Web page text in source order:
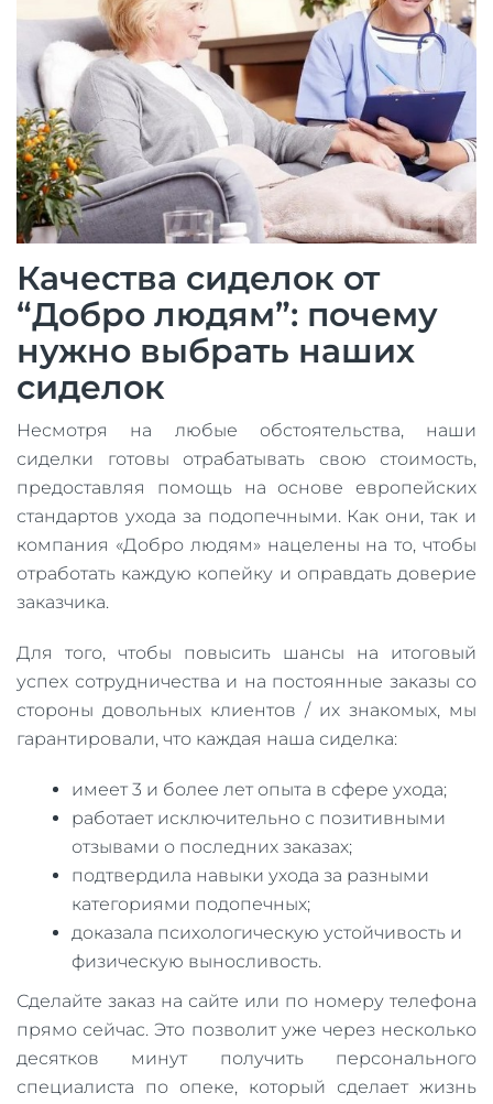
Качества сиделок от
“Добро людям”: почему
нужно выбрать наших
сиделок
Несмотря на любые обстоятельства, наши
сиделки готовы отрабатывать свою стоимость,
предоставляя помощь на основе европейских
стандартов ухода за подопечными. Как они, так и
компания «Добро людям» нацелены на то, чтобы
отработать каждую копейку и оправдать доверие
заказчика.
Для того, чтобы повысить шансы на итоговый
успех сотрудничества и на постоянные заказы со
стороны довольных клиентов / их знакомых, мы
гарантировали, что каждая наша сиделка:
имеет 3 и более лет опыта в сфере ухода;
работает исключительно с позитивными
отзывами о последних заказах;
подтвердила навыки ухода за разными
категориями подопечных;
доказала психологическую устойчивость и
физическую выносливость.
Сделайте заказ на сайте или по номеру телефона
прямо сейчас. Это позволит уже через несколько
десятков минут получить персонального
специалиста по опеке, который сделает жизнь